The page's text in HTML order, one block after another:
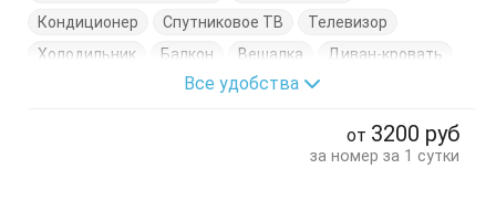
Кондиционер
Спутниковое ТВ
Телевизор
Холодильник
Балкон Вешалка
Диван-кровать
Журнальный столик
Кровати односпальные
Все удобства
от 3200 руб
за номер за 1 сутки